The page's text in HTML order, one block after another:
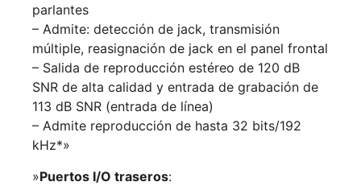
parlantes
– Admite: detección de jack, transmisión
múltiple, reasignación de jack en el panel frontal
– Salida de reproducción estéreo de 120 dB
SNR de alta calidad y entrada de grabación de
113 dB SNR (entrada de línea)
– Admite reproducción de hasta 32 bits/192
kHz*»
»Puertos I/O traseros: